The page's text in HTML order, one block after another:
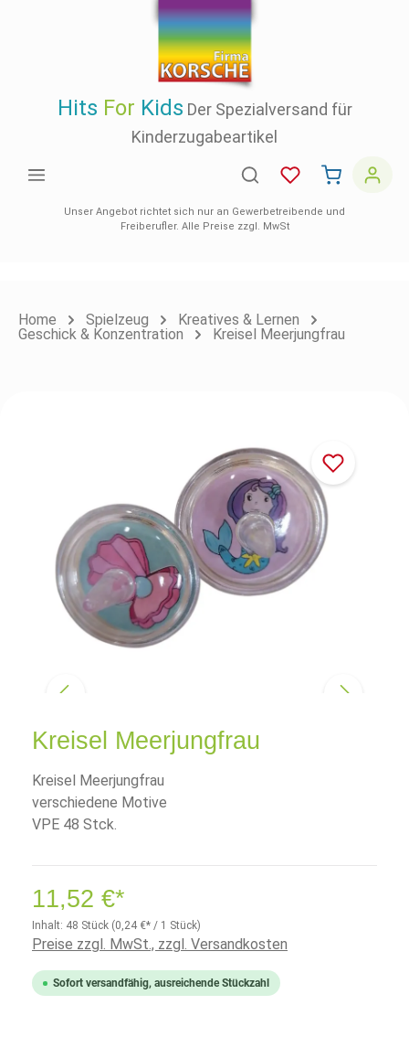
Hits For Kids Der Spezialversand für
Kinderzugabeartikel
Unser Angebot richtet sich nur an Gewerbetreibende und
Freiberufler. Alle Preise zzgl. MwSt
Home Spielzeug
Kreatives & Lernen
Geschick & Konzentration
Kreisel Meerjungfrau
Kreisel Meerjungfrau
Kreisel Meerjungfrau
verschiedene Motive
VPE 48 Stck.
11,52 €*
Inhalt: 48 Stück (0,24 €* / 1 Stück)
Preise zzgl. MwSt., zzgl. Versandkosten
Sofort versandfähig, ausreichende Stückzahl